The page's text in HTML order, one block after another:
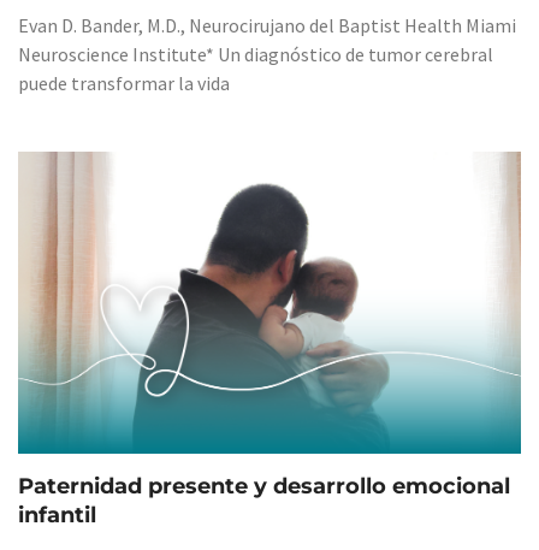
Evan D. Bander, M.D., Neurocirujano del Baptist Health Miami
Neuroscience Institute* Un diagnóstico de tumor cerebral
puede transformar la vida
Paternidad presente y desarrollo emocional
infantil